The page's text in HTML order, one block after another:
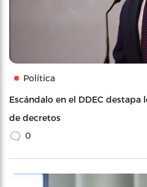
Política
Escándalo en el DDEC
de decretos
0